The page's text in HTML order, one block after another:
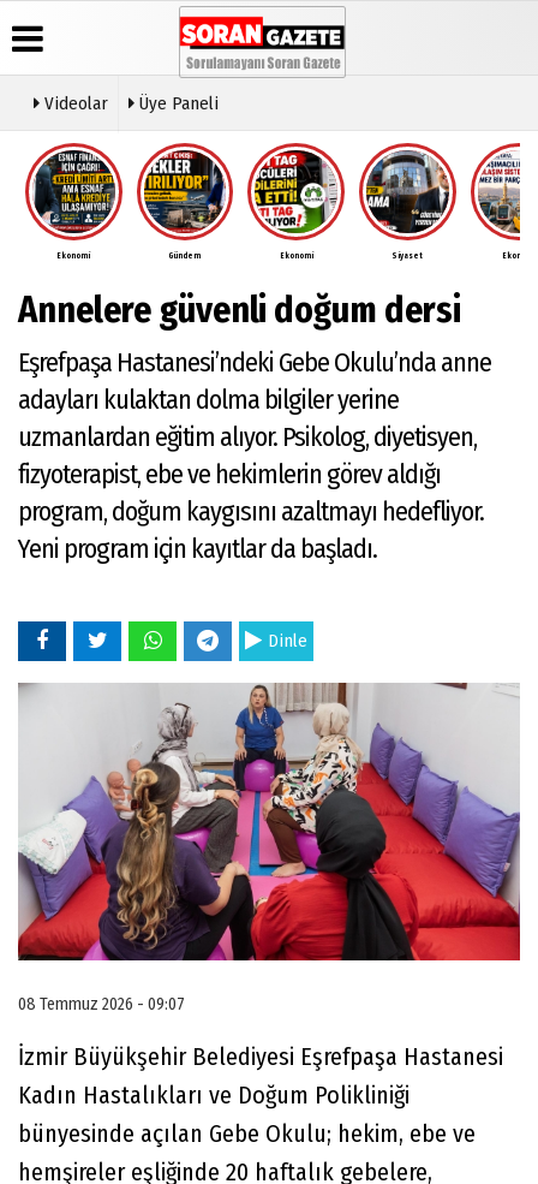
Üye Paneli
Haber
Arşivi
Haberleri
Anketler
Video
Galeri
Künye
İletişim
Çerez
Gizlilik
Videolar Üye Paneli
Ekonomi Gündem Ekonomi Siyaset Ekonomi
Annelere güvenli doğum dersi
Eşrefpaşa Hastanesi’ndeki Gebe Okulu’nda anne
adayları kulaktan dolma bilgiler yerine
uzmanlardan eğitim alıyor. Psikolog, diyetisyen,
fizyoterapist, ebe ve hekimlerin görev aldığı
program, doğum kaygısını azaltmayı hedefliyor.
Yeni program için kayıtlar da başladı.
Dinle
08 Temmuz 2026 - 09:07
İzmir Büyükşehir Belediyesi Eşrefpaşa Hastanesi
Kadın Hastalıkları ve Doğum Polikliniği
bünyesinde açılan Gebe Okulu; hekim, ebe ve
hemşireler eşliğinde 20 haftalık gebelere,